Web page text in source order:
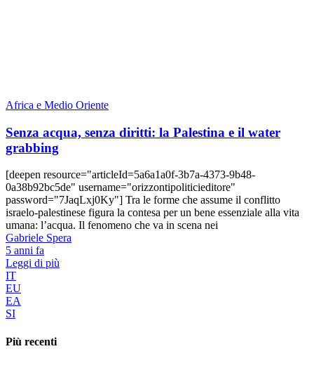
Africa e Medio Oriente
Senza acqua, senza diritti: la Palestina e il water
grabbing
[deepen resource="articleId=5a6a1a0f-3b7a-4373-9b48-
0a38b92bc5de" username="orizzontipoliticieditore"
password="7JaqLxj0Ky"] Tra le forme che assume il conflitto
israelo-palestinese figura la contesa per un bene essenziale alla vita
umana: l’acqua. Il fenomeno che va in scena nei
Gabriele Spera
5 anni fa
Leggi di più
IT
EU
EA
SI
Più recenti